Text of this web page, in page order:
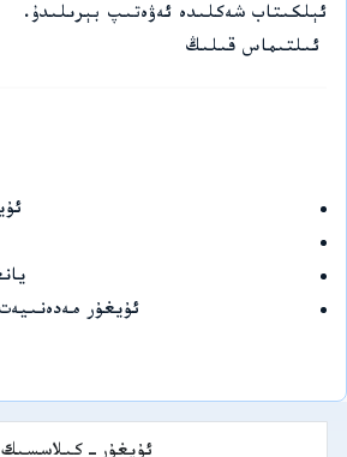
ئېلكىتاب شەكلىدە ئەۋەتىپ بېرىلىدۇ.
ئىلتىماس قىلىڭ
ئۇيغۇر